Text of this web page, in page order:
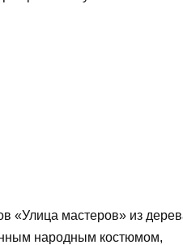
«Улица мастеров» из
народным костюмом,